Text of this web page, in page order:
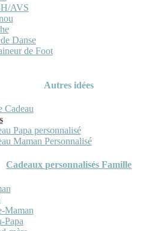
AVS
Danse
de Foot
Autres idées
Cadeau
Papa personnalisé
Maman Personnalisé
Cadeaux personnalisés Famille
Maman
Papa